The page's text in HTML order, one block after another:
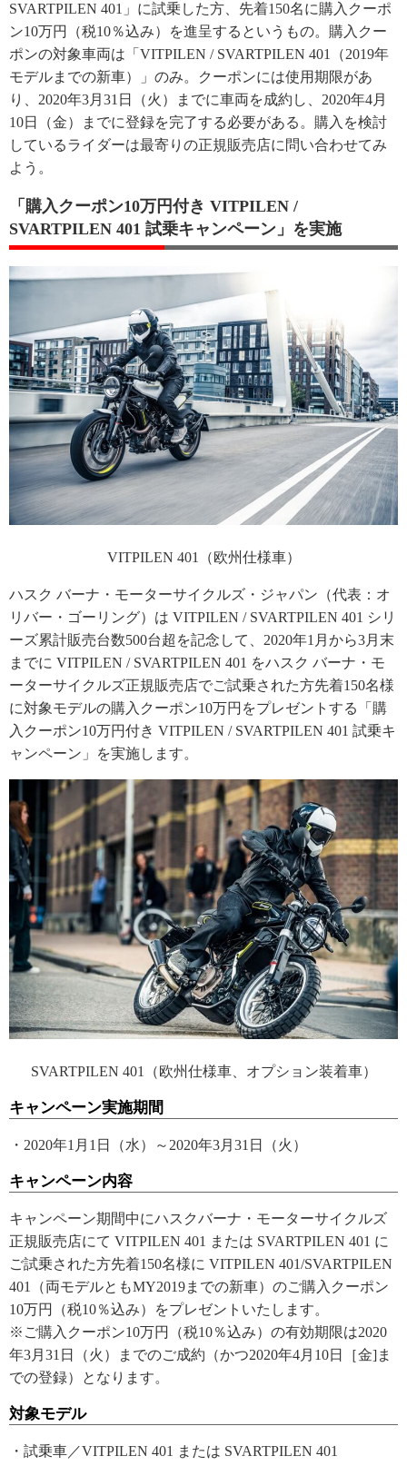
SVARTPILEN 401」に試乗した方、先着150名に購入クーポ
ン10万円（税10％込み）を進呈するというもの。購入クー
ポンの対象車両は「VITPILEN / SVARTPILEN 401（2019年
モデルまでの新車）」のみ。クーポンには使用期限があ
り、2020年3月31日（火）までに車両を成約し、2020年4月
10日（金）までに登録を完了する必要がある。購入を検討
しているライダーは最寄りの正規販売店に問い合わせてみ
よう。
「購入クーポン10万円付き VITPILEN /
SVARTPILEN 401 試乗キャンペーン」を実施
VITPILEN 401（欧州仕様車）
ハスク バーナ・モーターサイクルズ・ジャパン（代表：オ
リバー・ゴーリング）は VITPILEN / SVARTPILEN 401 シリ
ーズ累計販売台数500台超を記念して、2020年1月から3月末
までに VITPILEN / SVARTPILEN 401 をハスク バーナ・モ
ーターサイクルズ正規販売店でご試乗された方先着150名様
に対象モデルの購入クーポン10万円をプレゼントする「購
入クーポン10万円付き VITPILEN / SVARTPILEN 401 試乗キ
ャンペーン」を実施します。
SVARTPILEN 401（欧州仕様車、オプション装着車）
キャンペーン実施期間
・2020年1月1日（水）～2020年3月31日（火）
キャンペーン内容
キャンペーン期間中にハスクバーナ・モーターサイクルズ
正規販売店にて VITPILEN 401 または SVARTPILEN 401 に
ご試乗された方先着150名様に VITPILEN 401/SVARTPILEN
401（両モデルともMY2019までの新車）のご購入クーポン
10万円（税10％込み）をプレゼントいたします。
※ご購入クーポン10万円（税10％込み）の有効期限は2020
年3月31日（火）までのご成約（かつ2020年4月10日［金]ま
での登録）となります。
対象モデル
・試乗車／VITPILEN 401 または SVARTPILEN 401